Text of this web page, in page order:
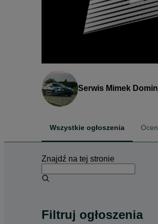
Serwis Mimek
Wszystkie ogłoszenia
Znajdź na tej stronie
Filtruj ogłoszenia